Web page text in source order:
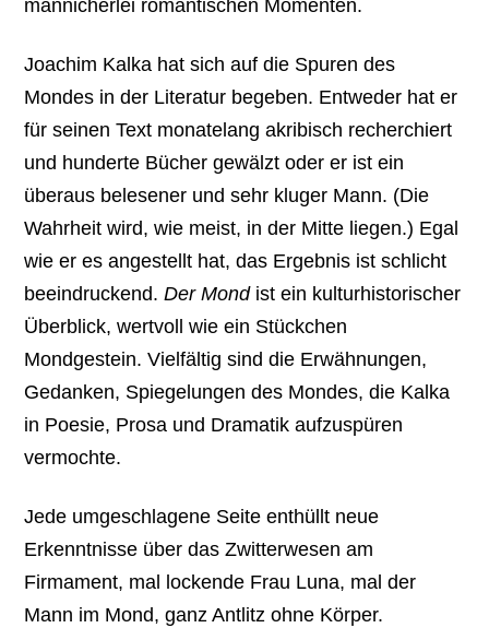
mannicherlei romantischen Momenten.
Joachim Kalka hat sich auf die Spuren des
Mondes in der Literatur begeben. Entweder hat er
für seinen Text monatelang akribisch recherchiert
und hunderte Bücher gewälzt oder er ist ein
überaus belesener und sehr kluger Mann. (Die
Wahrheit wird, wie meist, in der Mitte liegen.) Egal
wie er es angestellt hat, das Ergebnis ist schlicht
beeindruckend.Der Mondist ein kulturhistorischer
Überblick, wertvoll wie ein Stückchen
Mondgestein. Vielfältig sind die Erwähnungen,
Gedanken, Spiegelungen des Mondes, die Kalka
in Poesie, Prosa und Dramatik aufzuspüren
vermochte.
Jede umgeschlagene Seite enthüllt neue
Erkenntnisse über das Zwitterwesen am
Firmament, mal lockende Frau Luna, mal der
Mann im Mond, ganz Antlitz ohne Körper.